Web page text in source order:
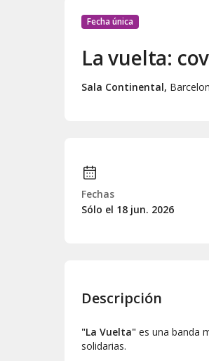
Fecha única
La vuelta:
Sala Continental,
Fechas
Sólo el 18 jun. 2026
Descripción
"La Vuelta" es una banda
solidarias.